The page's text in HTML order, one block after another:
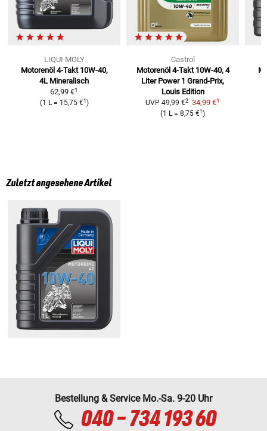
LIQUI MOLY
Motorenöl 4-Takt 10W-40,
4L Mineralisch
62,99 €1
(1 L= 15,75 €1 )
Castrol
Motorenöl 4-Takt 10W-40, 4
Liter Power 1 Grand-Prix,
Louis Edition
UVP 49,99 €2 34,99 €1
(1 L=8,75 €1)
Zuletzt angesehene Artikel
Bestellung & Service Mo.-Sa. 9-20 Uhr
040 - 734 193 60